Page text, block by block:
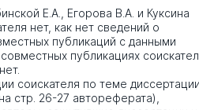
Е.А., Егорова В.А. и Куксина
нет, как нет сведений о
публикаций с данными
публикациях
соискателя по теме
стр. 26-27 автореферата),